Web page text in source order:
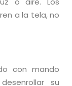
a la tela, no
con mando
su